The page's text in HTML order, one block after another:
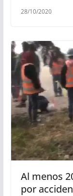
28/10/2020
Al menos
por